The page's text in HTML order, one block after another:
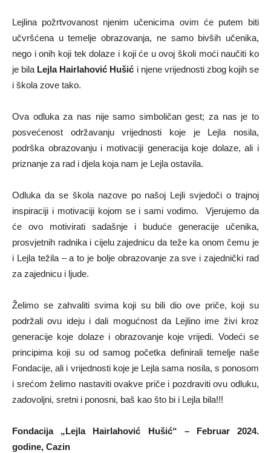
Lejlina požrtvovanost njenim učenicima ovim će putem biti
učvršćena u temelje obrazovanja, ne samo bivših učenika,
nego i onih koji tek dolaze i koji će u ovoj školi moći naučiti ko
je bila Lejla Hairlahović Hušić i njene vrijednosti zbog kojih se
i škola zove tako.
Ova odluka za nas nije samo simboličan gest; za nas je to
posvećenost održavanju vrijednosti koje je Lejla nosila,
podrška obrazovanju i motivaciji generacija koje dolaze, ali i
priznanje za rad i djela koja nam je Lejla ostavila.
Odluka da se škola nazove po našoj Lejli svjedoči o trajnoj
inspiraciji i motivaciji kojom se i sami vodimo. Vjerujemo da
će ovo motivirati sadašnje i buduće generacije učenika,
prosvjetnih radnika i cijelu zajednicu da teže ka onom čemu je
i Lejla težila – a to je bolje obrazovanje za sve i zajednički rad
za zajednicu i ljude.
Želimo se zahvaliti svima koji su bili dio ove priče, koji su
podržali ovu ideju i dali mogućnost da Lejlino ime živi kroz
generacije koje dolaze i obrazovanje koje vrijedi. Vodeći se
principima koji su od samog početka definirali temelje naše
Fondacije, ali i vrijednosti koje je Lejla sama nosila, s ponosom
i srećom želimo nastaviti ovakve priče i pozdraviti ovu odluku,
zadovoljni, sretni i ponosni, baš kao što bi i Lejla bila!!!
Fondacija „Lejla Hairlahović Hušić“ – Februar 2024.
godine, Cazin